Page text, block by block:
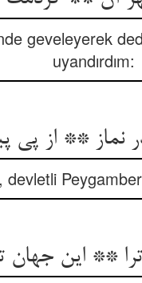
geveleyerek
uyandırdım:
نماز ** از پی
** این جهان